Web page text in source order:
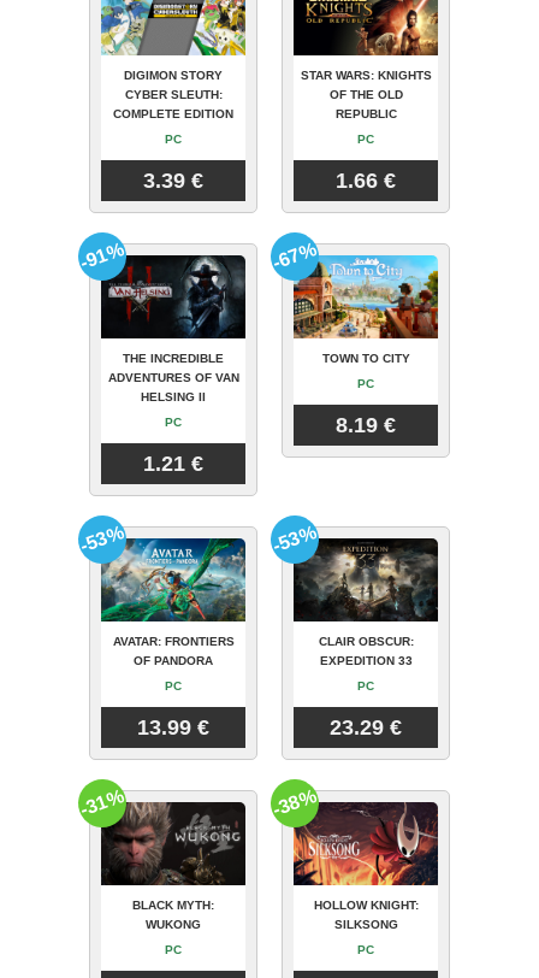
DIGIMON STORY
CYBER SLEUTH:
COMPLETE EDITION
PC
3.39 €
STAR WARS: KNIGHTS
OF THE OLD
REPUBLIC
PC
1.66 €
THE INCREDIBLE
ADVENTURES OF VAN
HELSING II
PC
1.21 €
-91%
TOWN TO CITY
PC
8.19 €
-67%
AVATAR: FRONTIERS
OF PANDORA
PC
13.99 €
-53%
CLAIR OBSCUR:
EXPEDITION 33
PC
23.29 €
-53%
BLACK MYTH:
WUKONG
PC
-31%
HOLLOW KNIGHT:
SILKSONG
PC
-38%